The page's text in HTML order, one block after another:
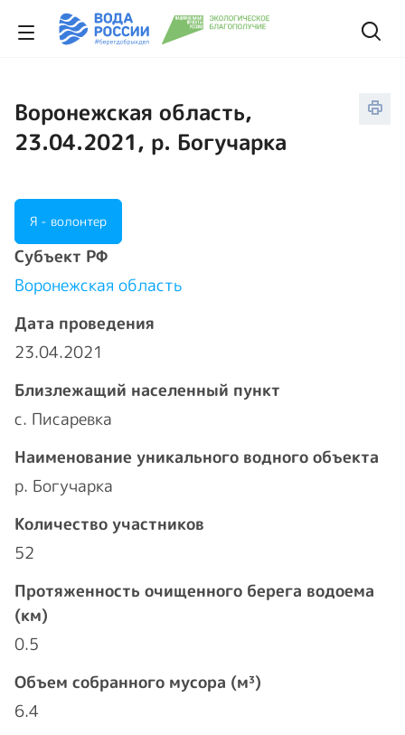
Воронежская область,
23.04.2021, р. Богучарка
Я - волонтер
Cубъект РФ
Воронежская область
Дата проведения
23.04.2021
Близлежащий населенный пункт
с. Писаревка
Наименование уникального водного объекта
р. Богучарка
Количество участников
52
Протяженность очищенного берега водоема
(км)
0.5
Объем собранного мусора (м³)
6.4